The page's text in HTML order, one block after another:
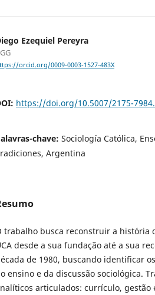
Ezequiel Pereyra
orcid.org/0009-0003-1527-483X
https://doi.org/10.5007/2175-
chave: Sociología Católica,
Argentina
trabalho busca reconstruir a história
desde a sua fundação até a sua
de 1980, buscando identificar
ensino e da discussão sociológica.
articulados: currículo, gestão